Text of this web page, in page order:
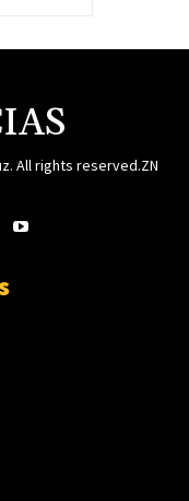
All rights reserved.ZN